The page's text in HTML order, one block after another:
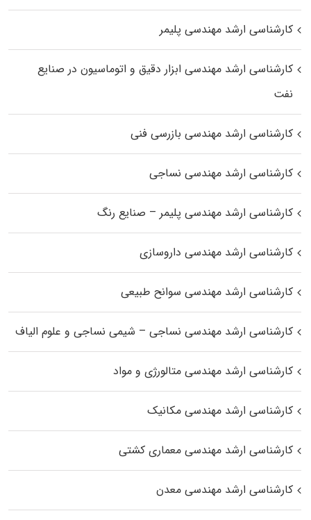
کارشناسی ارشد مهندسی پلیمر
کارشناسی ارشد مهندسی ابزار دقیق و اتوماسیون در صنایع
نفت
کارشناسی ارشد مهندسی بازرسی فنی
کارشناسی ارشد مهندسی نساجی
کارشناسی ارشد مهندسی پلیمر – صنایع رنگ
کارشناسی ارشد مهندسی داروسازی
کارشناسی ارشد مهندسی سوانح طبیعی
کارشناسی ارشد مهندسی نساجی – شیمی نساجی و علوم الیاف
کارشناسی ارشد مهندسی متالورژی و مواد
کارشناسی ارشد مهندسی مکانیک
کارشناسی ارشد مهندسی معماری کشتی
کارشناسی ارشد مهندسی معدن